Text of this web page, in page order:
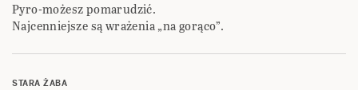
Pyro-możesz pomarudzić.
Najcenniejsze są wrażenia „na gorąco”.
STARA ŻABA